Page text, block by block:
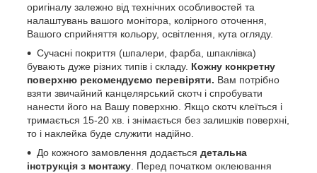
оригіналу залежно від технічних особливостей та
налаштувань вашого монітора, колірного оточення,
Вашого сприйняття кольору, освітлення, кута огляду.
Сучасні покриття (шпалери, фарба, шпаклівка)
бувають дуже різних типів і складу. Кожну конкретну
поверхню рекомендуємо перевіряти. Вам потрібно
взяти звичайний канцелярський скотч і спробувати
нанести його на Вашу поверхню. Якщо скотч клеїться і
тримається 15-20 хв. і знімається без залишків поверхні,
то і наклейка буде служити надійно.
До кожного замовлення додається детальна
інструкція з монтажу . Перед початком оклеювання